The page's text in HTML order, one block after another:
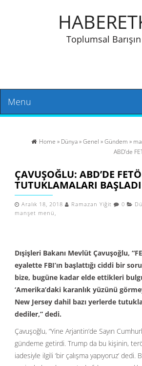
Toplumsal
Menu
Home » Dünya»Genel »Gündem »
ABD’de
ÇAVUŞOĞLU: ABD’DE FETÖ
TUTUKLAMALARI BAŞLADI
Aralık 18, 2018 Ramazan Yiğit 0
manşet menü ,
Dışişleri Bakanı Mevlüt Çavuşoğlu,
eyalette FBI’ın başlattığı ciddi bir
bize, bugüne kadar elde ettikleri
‘Amerika’daki karanlık yüzünü
New Jersey dahil bazı yerlerde
dediler,” dedi.
Çavuşoğlu, “Yine Arjantin’de Sayın
gündeme getirdi. Trump da bu kişinin,
iadesiyle ilgili ‘bir çalışma yapıyoruz’ dedi.